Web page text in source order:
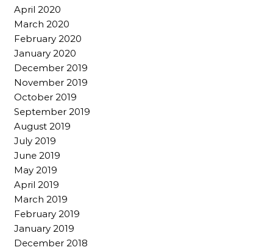
April 2020
March 2020
February 2020
January 2020
December 2019
November 2019
October 2019
September 2019
August 2019
July 2019
June 2019
May 2019
April 2019
March 2019
February 2019
January 2019
December 2018